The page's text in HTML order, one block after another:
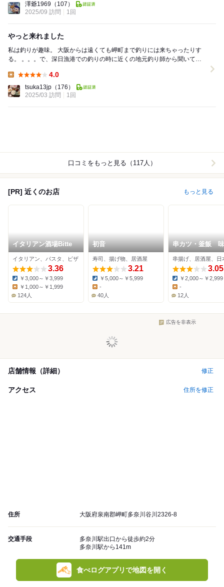
澤爺1969 （107）
2025/09 訪問
1回
やっと来れました
私は釣りが趣味。 大阪からは遠くても岬町まで釣りには来ちゃったりす
る。 。。。で、深日漁港での釣りの時に近くの地元釣り師から聞いてい
4.0
tsuka13jp （176）
2025/03 訪問
1回
口コミをもっと見る（117人）
[PR] 近くのお店 もっと見る
イタリアン酒場Bitte
イタリアン、パスタ、ピザ
3.36
Dinner:
￥3,000～￥3,999
￥1,000～￥1,999
124人
初音
寿司、揚げ物、居酒屋
3.21
Dinner:
￥5,000～￥5,999
Lunch:
-
40人
串カツ・釜飯
串揚げ、居酒屋、日
3.05
Dinner:
￥2,000～￥2,999
Lunch:
-
12人
広告を非表示
店舗情報（詳細） 修正
アクセス 住所を修正
住所 大阪府泉南郡岬町多奈川谷川2326-8
交通手段
多奈川駅出口から徒歩約2分
多奈川駅から141m
食べログアプリで地図を開く